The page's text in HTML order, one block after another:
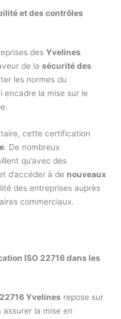
et des contrôles
desYvelines
de lasécurité des
les normes du
encadre la mise sur le
cette certification
. De nombreux
qu’avec des
d’accéder à de nouveaux
des entreprises auprès
commerciaux.
ISO 22716 dans les
Yvelines repose sur
la mise en